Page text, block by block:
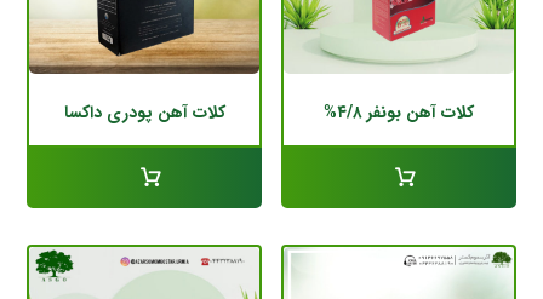
کلات آهن بونفر ۴/۸% کلات آهن پودری داکسا